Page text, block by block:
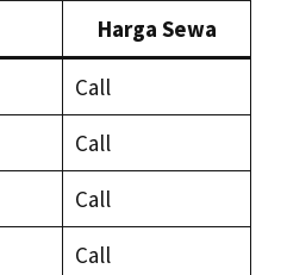
Harga Sewa
Call
Call
Call
Call